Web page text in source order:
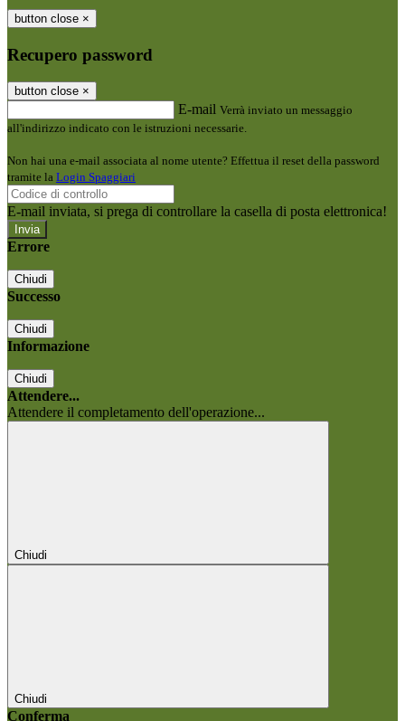
button close ×
Recupero password
button close ×
E-mail Verrà inviato un messaggio
all'indirizzo indicato con le istruzioni necessarie.
Non hai una e-mail associata al nome utente? Effettua il reset della password
tramite la Login Spaggiari
E-mail inviata, si prega di controllare la casella di posta elettronica!
Errore
Chiudi
Successo
Chiudi
Informazione
Chiudi
Attendere...
Attendere il completamento dell'operazione...
Chiudi
Chiudi
Conferma